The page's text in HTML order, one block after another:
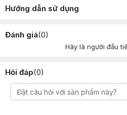
Hướng dẫn sử dụng
Đánh giá(0)
Hãy là người đầu
Hỏi đáp(0)